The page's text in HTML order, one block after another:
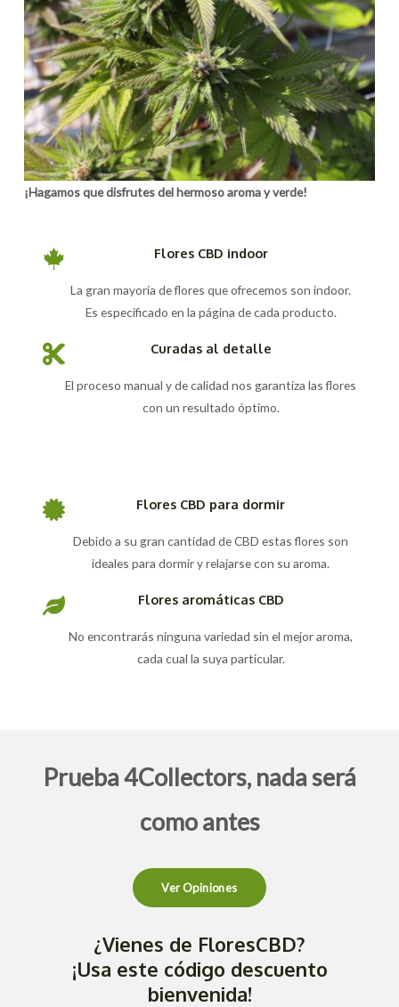
¡Hagamos que disfrutes del hermoso aroma y verde!
Flores CBD indoor
La gran mayoría de flores que ofrecemos son indoor.
Es especificado en la página de cada producto.
Curadas al detalle
El proceso manual y de calidad nos garantiza las flores
con un resultado óptimo.
Flores CBD para dormir
Debido a su gran cantidad de CBD estas flores son
ideales para dormir y relajarse con su aroma.
Flores aromáticas CBD
No encontrarás ninguna variedad sin el mejor aroma,
cada cual la suya particular.
Prueba 4Collectors, nada será
como antes
Ver Opiniones
¿Vienes de FloresCBD?
¡Usa este código descuento
bienvenida!